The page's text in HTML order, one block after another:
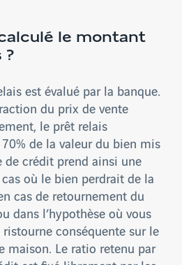
le montant
?
est évalué par la banque.
du prix de vente
le prêt relais
de la valeur du bien mis
de crédit prend ainsi une
où le bien perdrait de la
cas de retournement du
dans l’hypothèse où vous
conséquente sur le
maison. Le ratio retenu par